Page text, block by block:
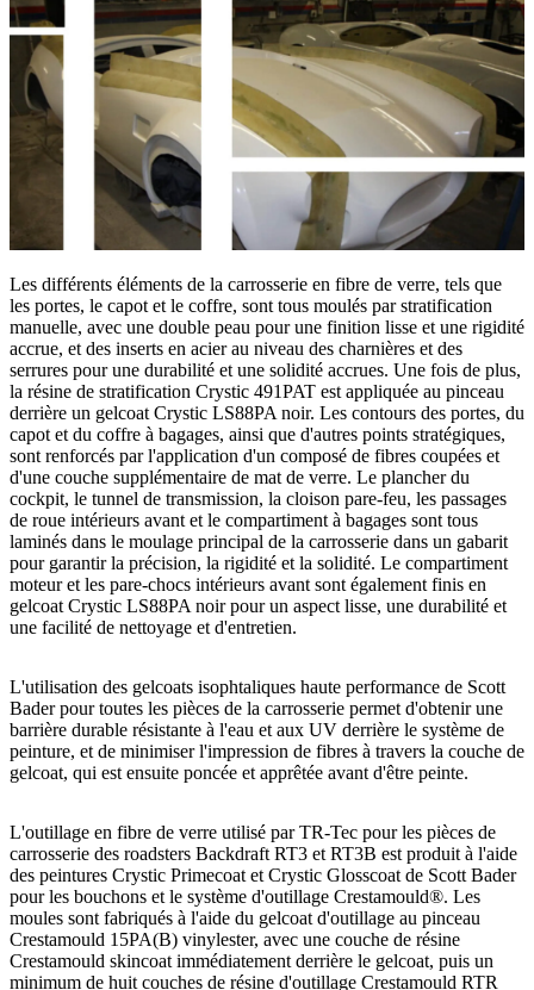
Les différents éléments de la carrosserie en fibre de verre, tels que
les portes, le capot et le coffre, sont tous moulés par stratification
manuelle, avec une double peau pour une finition lisse et une rigidité
accrue, et des inserts en acier au niveau des charnières et des
serrures pour une durabilité et une solidité accrues. Une fois de plus,
la résine de stratification Crystic 491PAT est appliquée au pinceau
derrière un gelcoat Crystic LS88PA noir. Les contours des portes, du
capot et du coffre à bagages, ainsi que d'autres points stratégiques,
sont renforcés par l'application d'un composé de fibres coupées et
d'une couche supplémentaire de mat de verre. Le plancher du
cockpit, le tunnel de transmission, la cloison pare-feu, les passages
de roue intérieurs avant et le compartiment à bagages sont tous
laminés dans le moulage principal de la carrosserie dans un gabarit
pour garantir la précision, la rigidité et la solidité. Le compartiment
moteur et les pare-chocs intérieurs avant sont également finis en
gelcoat Crystic LS88PA noir pour un aspect lisse, une durabilité et
une facilité de nettoyage et d'entretien.
L'utilisation des gelcoats isophtaliques haute performance de Scott
Bader pour toutes les pièces de la carrosserie permet d'obtenir une
barrière durable résistante à l'eau et aux UV derrière le système de
peinture, et de minimiser l'impression de fibres à travers la couche de
gelcoat, qui est ensuite poncée et apprêtée avant d'être peinte.
L'outillage en fibre de verre utilisé par TR-Tec pour les pièces de
carrosserie des roadsters Backdraft RT3 et RT3B est produit à l'aide
des peintures Crystic Primecoat et Crystic Glosscoat de Scott Bader
pour les bouchons et le système d'outillage Crestamould®. Les
moules sont fabriqués à l'aide du gelcoat d'outillage au pinceau
Crestamould 15PA(B) vinylester, avec une couche de résine
Crestamould skincoat immédiatement derrière le gelcoat, puis un
minimum de huit couches de résine d'outillage Crestamould RTR